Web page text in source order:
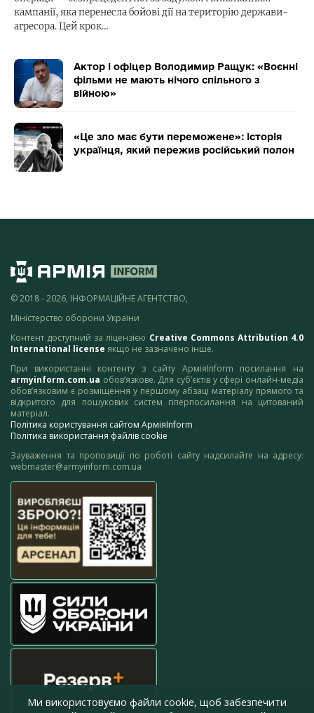
кампанії, яка перенесла бойові дії на територію держави-
агресора. Цей крок…
Актор і офіцер Володимир Ращук: «Воєнні
фільми не мають нічого спільного з
війною»
«Це зло має бути переможене»: історія
українця, який пережив російський полон
© 2018 - 2026, ІНФОРМАЦІЙНЕ АГЕНТСТВО,
Міністерство оборони України
Контент доступний за ліцензією Creative Commons Attribution 4.0
International license якщо не зазначено інше.
При використанні контенту з сайту АрміяInform посилання на
armyinform.com.ua обов’язкове. Для суб’єктів у сфері онлайн-медіа
обов’язковим є розміщення у першому абзаці матеріалу прямого та
відкритого для пошукових систем гіперпосилання на цитований
матеріал.
Політика користування сайтом АрміяInform
Політика використання файлів cookie
Зауваження та пропозиції по роботі сайту надсилайте на адресу:
webmaster@armyinform.com.ua
Ми використовуємо файли cookie, щоб забезпечити